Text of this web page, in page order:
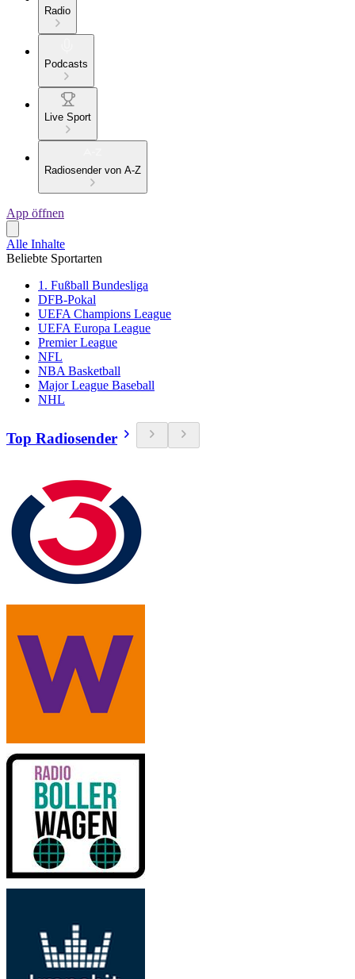
Radio
Podcasts
Live Sport
Radiosender von A-Z
App öffnen
Alle Inhalte
Beliebte Sportarten
1. Fußball Bundesliga
DFB-Pokal
UEFA Champions League
UEFA Europa League
Premier League
NFL
NBA Basketball
Major League Baseball
NHL
Top Radiosender